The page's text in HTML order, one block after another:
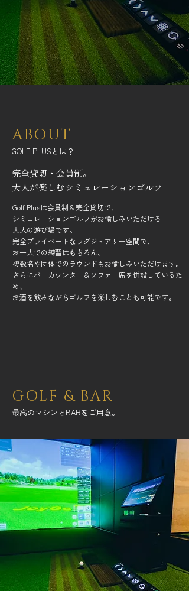
ABOUT
GOLF PLUSとは？
完全貸切・会員制。
​大人が楽しむシミュレーションゴルフ
Golf Plusは会員制＆完全貸切で、
シミュレーションゴルフがお愉しみいただける
大人の遊び場です。
完全プライベートなラグジュアリー空間で、
お一人での練習はもちろん、
複数名や団体でのラウンドもお愉しみいただけます。
さらにバーカウンター＆ソファー席を併設しているた
め、
お酒を飲みながらゴルフを楽しむことも可能です。
GOLF & BAR
​最高のマシンとBARをご用意。